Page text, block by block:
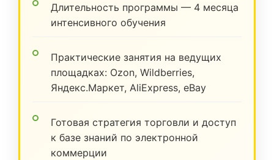
Длительность программы — 4 месяца
интенсивного обучения
Практические занятия на ведущих
площадках: Ozon, Wildberries,
Яндекс.Маркет, AliExpress, eBay
Готовая стратегия торговли и доступ
к базе знаний по электронной
коммерции